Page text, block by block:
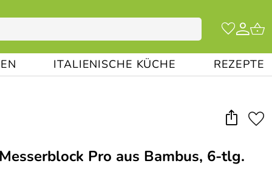
ITALIENISCHE KÜCHE REZEPTE
Pro aus Bambus, 6-tlg.